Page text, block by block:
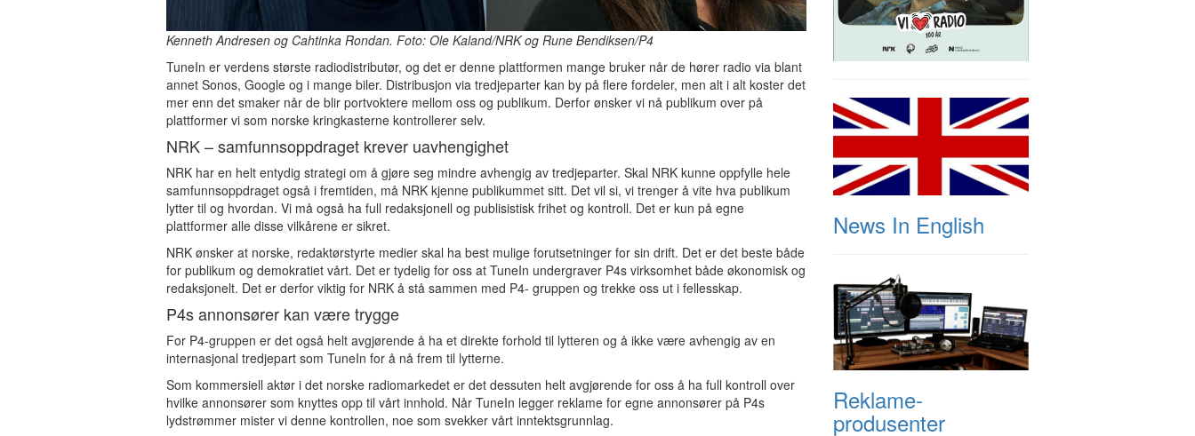
Kenneth Andresen og Cahtinka Rondan. Foto: Ole Kaland/NRK og Rune Bendiksen/P4
TuneIn er verdens største radiodistributør, og det er denne plattformen mange bruker når de hører radio via blant
annet Sonos, Google og i mange biler. Distribusjon via tredjeparter kan by på flere fordeler, men alt i alt koster det
mer enn det smaker når de blir portvoktere mellom oss og publikum. Derfor ønsker vi nå publikum over på
plattformer vi som norske kringkasterne kontrollerer selv.
NRK – samfunnsoppdraget krever uavhengighet
NRK har en helt entydig strategi om å gjøre seg mindre avhengig av tredjeparter. Skal NRK kunne oppfylle hele
samfunnsoppdraget også i fremtiden, må NRK kjenne publikummet sitt. Det vil si, vi trenger å vite hva publikum
lytter til og hvordan. Vi må også ha full redaksjonell og publisistisk frihet og kontroll. Det er kun på egne
plattformer alle disse vilkårene er sikret.
NRK ønsker at norske, redaktørstyrte medier skal ha best mulige forutsetninger for sin drift. Det er det beste både
for publikum og demokratiet vårt. Det er tydelig for oss at TuneIn undergraver P4s virksomhet både økonomisk og
redaksjonelt. Det er derfor viktig for NRK å stå sammen med P4- gruppen og trekke oss ut i fellesskap.
P4s annonsører kan være trygge
For P4-gruppen er det også helt avgjørende å ha et direkte forhold til lytteren og å ikke være avhengig av en
internasjonal tredjepart som TuneIn for å nå frem til lytterne.
Som kommersiell aktør i det norske radiomarkedet er det dessuten helt avgjørende for oss å ha full kontroll over
hvilke annonsører som knyttes opp til vårt innhold. Når TuneIn legger reklame for egne annonsører på P4s
lydstrømmer mister vi denne kontrollen, noe som svekker vårt inntektsgrunnlag.
News In English
Reklame-
produsenter